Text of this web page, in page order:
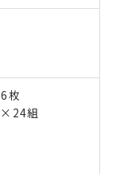
枚
組